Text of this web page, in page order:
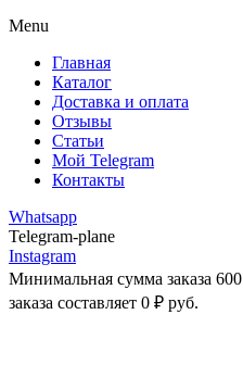
Menu
Главная
Каталог
Доставка и оплата
Отзывы
Статьи
Мой Telegram
Контакты
Whatsapp
Telegram-plane
Instagram
Минимальная сумма заказа 600
заказа составляет 0 ₽ руб.